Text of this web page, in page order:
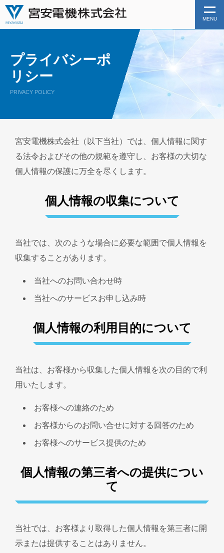
MENU
プライバシーポ
リシー
PRIVACY POLICY
宮安電機株式会社（以下当社）では、個人情報に関す
る法令およびその他の規範を遵守し、お客様の大切な
個人情報の保護に万全を尽くします。
個人情報の収集について
当社では、次のような場合に必要な範囲で個人情報を
収集することがあります。
当社へのお問い合わせ時
当社へのサービスお申し込み時
個人情報の利用目的について
当社は、お客様から収集した個人情報を次の目的で利
用いたします。
お客様への連絡のため
お客様からのお問い合せに対する回答のため
お客様へのサービス提供のため
個人情報の第三者への提供につい
て
当社では、お客様より取得した個人情報を第三者に開
示または提供することはありません。